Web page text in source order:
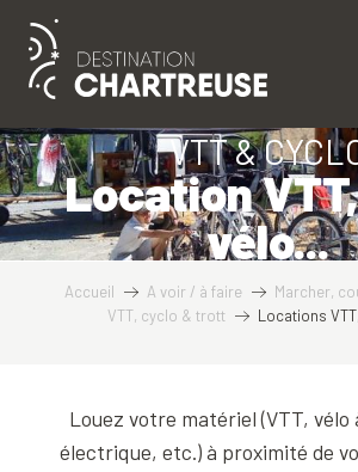
contenu
principal
VTT &
Location
vélo...
Accueil A voir / à faire
Marcher,
VTT, cyclo & trott
Locations
Louez votre matériel (VTT, vélo
électrique, etc.) à proximité de